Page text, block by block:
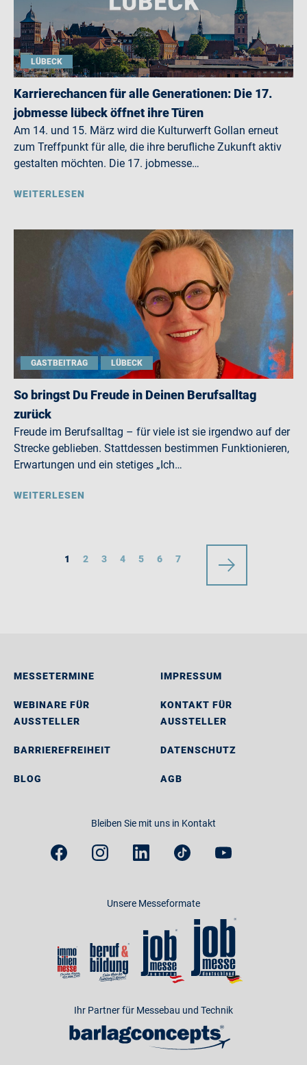
LÜBECK
Karrierechancen für alle Generationen: Die 17.
jobmesse lübeck öffnet ihre Türen
Am 14. und 15. März wird die Kulturwerft Gollan erneut
zum Treffpunkt für alle, die ihre berufliche Zukunft aktiv
gestalten möchten. Die 17. jobmesse…
WEITERLESEN
GASTBEITRAG LÜBECK
So bringst Du Freude in Deinen Berufsalltag
zurück
Freude im Berufsalltag – für viele ist sie irgendwo auf der
Strecke geblieben. Stattdessen bestimmen Funktionieren,
Erwartungen und ein stetiges „Ich…
WEITERLESEN
1 2 3 4 5 6 7
MESSETERMINE
WEBINARE FÜR
AUSSTELLER
BARRIEREFREIHEIT
BLOG
IMPRESSUM
KONTAKT FÜR
AUSSTELLER
DATENSCHUTZ
AGB
Bleiben Sie mit uns in Kontakt
Unsere Messeformate
Ihr Partner für Messebau und Technik